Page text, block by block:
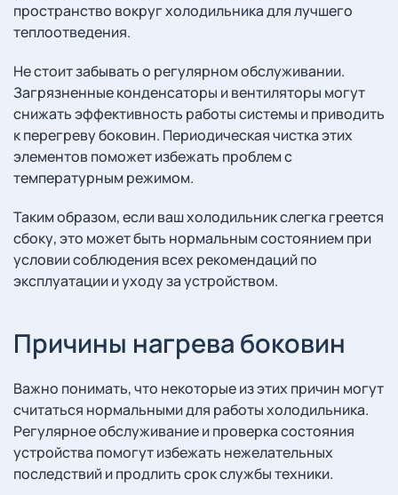
пространство вокруг холодильника для лучшего
теплоотведения.
Не стоит забывать о регулярном обслуживании.
Загрязненные конденсаторы и вентиляторы могут
снижать эффективность работы системы и приводить
к перегреву боковин. Периодическая чистка этих
элементов поможет избежать проблем с
температурным режимом.
Таким образом, если ваш холодильник слегка греется
сбоку, это может быть нормальным состоянием при
условии соблюдения всех рекомендаций по
эксплуатации и уходу за устройством.
Причины нагрева боковин
Важно понимать, что некоторые из этих причин могут
считаться нормальными для работы холодильника.
Регулярное обслуживание и проверка состояния
устройства помогут избежать нежелательных
последствий и продлить срок службы техники.